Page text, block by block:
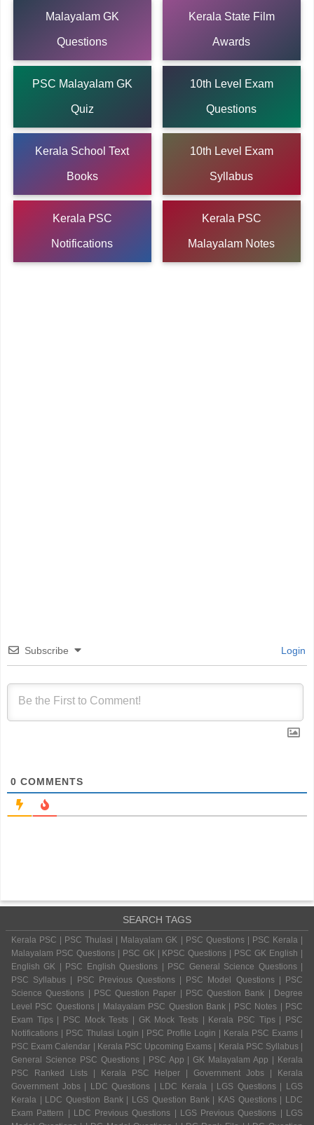
Malayalam GK
Questions
Kerala State Film
Awards
PSC Malayalam GK
Quiz
10th Level Exam
Questions
Kerala School Text
Books
10th Level Exam
Syllabus
Kerala PSC
Notifications
Kerala PSC
Malayalam Notes
Subscribe Login
0 COMMENTS
SEARCH TAGS
Kerala PSC | PSC Thulasi | Malayalam GK | PSC Questions | PSC Kerala |
Malayalam PSC Questions | PSC GK | KPSC Questions | PSC GK English |
English GK | PSC English Questions | PSC General Science Questions |
PSC Syllabus | PSC Previous Questions | PSC Model Questions | PSC
Science Questions | PSC Question Paper | PSC Question Bank | Degree
Level PSC Questions | Malayalam PSC Question Bank | PSC Notes | PSC
Exam Tips | PSC Mock Tests | GK Mock Tests | Kerala PSC Tips | PSC
Notifications | PSC Thulasi Login | PSC Profile Login | Kerala PSC Exams |
PSC Exam Calendar | Kerala PSC Upcoming Exams | Kerala PSC Syllabus |
General Science PSC Questions | PSC App | GK Malayalam App | Kerala
PSC Ranked Lists | Kerala PSC Helper | Government Jobs | Kerala
Government Jobs | LDC Questions | LDC Kerala | LGS Questions | LGS
Kerala | LDC Question Bank | LGS Question Bank | KAS Questions | LDC
Exam Pattern | LDC Previous Questions | LGS Previous Questions | LGS